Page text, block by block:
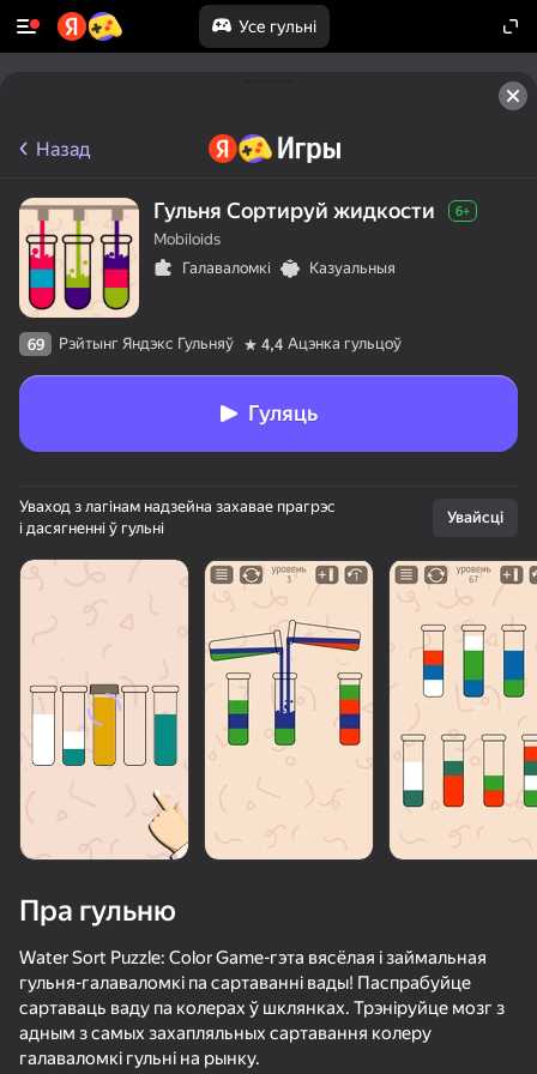
Усе гульні
50+ лепшых гульняў, у якія гуляюць
нават тыя, хто «не гуляе»
Ускользни от Лазера Sort Water Now
Назад
Гульня Сортируй жидкости 6+
Mobiloids
Галаваломкі
Казуальныя
69 Рэйтынг Яндэкс Гульняў 4,4 Ацэнка гульцоў
Гуляць
Уваход з лагінам надзейна захавае прагрэс
і дасягненні ў гульні
Увайсці
Пра гульню
Water Sort Puzzle: Color Game-гэта вясёлая і займальная
гульня-галаваломкі па сартаванні вады! Паспрабуйце
сартаваць ваду па колерах ў шклянках. Трэніруйце мозг з
адным з самых захапляльных сартавання колеру
галаваломкі гульні на рынку.